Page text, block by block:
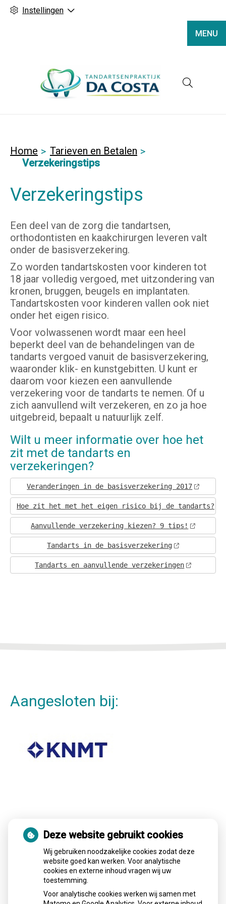
Instellingen
MENU
Home
Tarieven en Betalen
Verzekeringstips
Verzekeringstips
Een deel van de zorg die tandartsen,
orthodontisten en kaakchirurgen leveren valt
onder de basisverzekering.
Zo worden tandartskosten voor kinderen tot
18 jaar volledig vergoed, met uitzondering van
kronen, bruggen, beugels en implantaten.
Tandartskosten voor kinderen vallen ook niet
onder het eigen risico.
Voor volwassenen wordt maar een heel
beperkt deel van de behandelingen van de
tandarts vergoed vanuit de basisverzekering,
waaronder klik- en kunstgebitten. U kunt er
daarom voor kiezen een aanvullende
verzekering voor de tandarts te nemen. Of u
zich aanvullend wilt verzekeren, en zo ja hoe
uitgebreid, bepaalt u natuurlijk zelf.
Wilt u meer informatie over hoe het
zit met de tandarts en
verzekeringen?
Veranderingen in de basisverzekering 2017
Hoe zit het met het eigen risico bij de tandarts?
Aanvullende verzekering kiezen? 9 tips!
Tandarts in de basisverzekering
Tandarts en aanvullende verzekeringen
Aangesloten bij:
Deze website gebruikt cookies
Wij gebruiken noodzakelijke cookies zodat deze
website goed kan werken. Voor analytische
cookies en externe inhoud vragen wij uw
toestemming.
Voor analytische cookies werken wij samen met